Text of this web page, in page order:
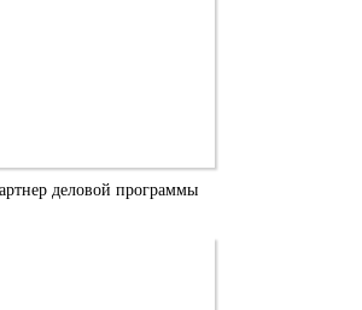
деловой программы